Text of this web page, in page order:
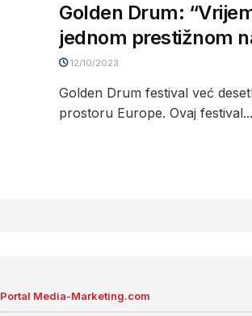
Golden Drum:
jednom prestižnom
12/10/2023
Golden Drum festival već
prostoru Europe. Ovaj festival...
Portal Media-Marketing.com